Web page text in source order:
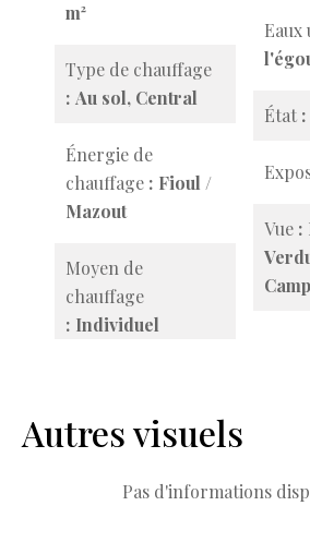
m²
Type de chauffage
Au sol, Central
Énergie de
chauffage
Fioul /
Mazout
Moyen de
chauffage
Individuel
Eaux
État
Vue
Autres visuels
Pas d'informations